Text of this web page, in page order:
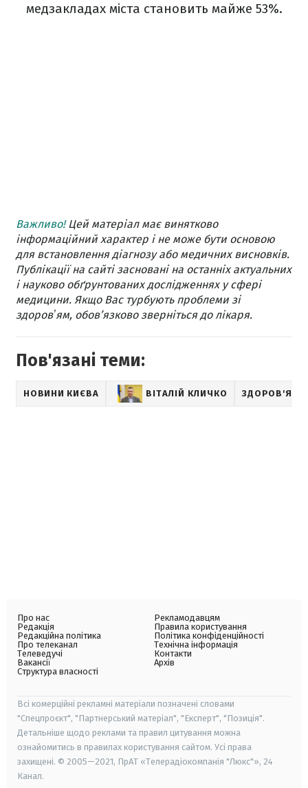
медзакладах міста становить майже 53%.
Важливо!Цей матеріал має винятково
інформаційний характер і не може бути основою
для встановлення діагнозу або медичних висновків.
Публікації на сайті засновані на останніх актуальних
і науково обґрунтованих дослідженнях у сфері
медицини. Якщо Вас турбують проблеми зі
здоровʼям, обов’язково зверніться до лікаря.
Пов'язані теми:
НОВИНИ КИЄВА ВІТАЛІЙ КЛИЧКО ЗДОРОВ'Я
Про нас
Редакція
Редакційна політика
Про телеканал
Телеведучі
Вакансії
Структура власності
Рекламодавцям
Правила користування
Політика конфіденційності
Технічна інформація
Контакти
Архів
Всі комерційні рекламні матеріали позначені словами
"Спецпроєкт", "Партнерський матеріал", "Експерт", "Позиція".
Детальніше щодо реклами та правил цитування можна
ознайомитись в правилах користування сайтом. Усі права
захищені. © 2005—2021, ПрАТ «Телерадіокомпанія "Люкс"», 24
Канал.